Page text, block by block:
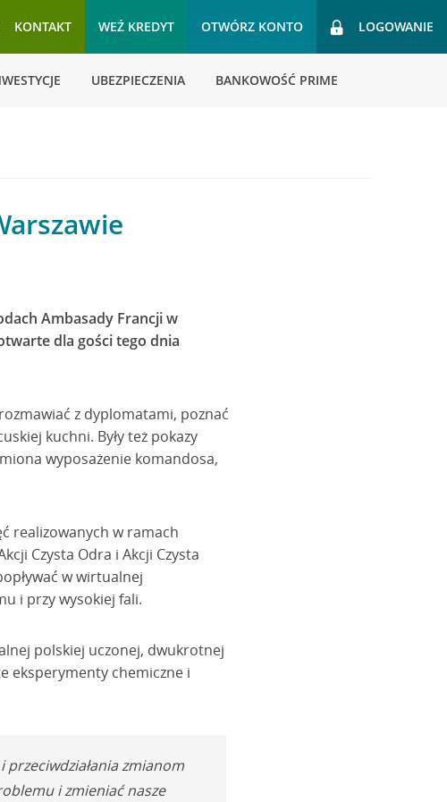
KONTAKT WEŹ KREDYT OTWÓRZ KONTO LOGOWANIE
UBEZPIECZENIA BANKOWOŚĆ PRIME
Ambasady Francji w
dla gości tego dnia
z dyplomatami, poznać
kuchni. Były też pokazy
wyposażenie komandosa,
realizowanych w ramach
Czysta Odra i Akcji Czysta
w wirtualnej
i przy wysokiej fali.
polskiej uczonej, dwukrotnej
eksperymenty chemiczne i
zmianom
i zmieniać nasze